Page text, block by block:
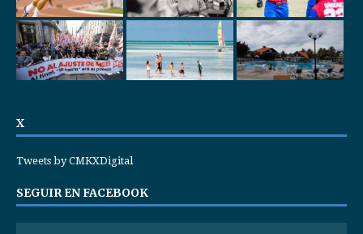
X
Tweets by CMKXDigital
SEGUIR EN FACEBOOK